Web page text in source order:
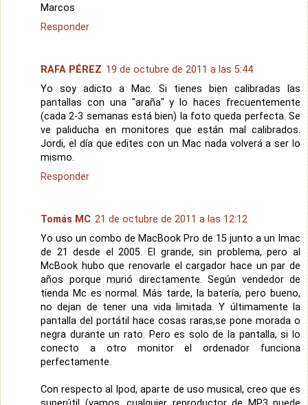
Marcos
Responder
RAFA PÉREZ 19 de octubre de 2011 a las 5:44
Yo soy adicto a Mac. Si tienes bien calibradas las
pantallas con una "araña" y lo haces frecuentemente
(cada 2-3 semanas está bien) la foto queda perfecta. Se
ve paliducha en monitores que están mal calibrados.
Jordi, el día que edites con un Mac nada volverá a ser lo
mismo.
Responder
Tomás MC 21 de octubre de 2011 a las 12:12
Yo uso un combo de MacBook Pro de 15 junto a un Imac
de 21 desde el 2005. El grande, sin problema, pero al
McBook hubo que renovarle el cargador hace un par de
años porque murió directamente. Según vendedor de
tienda Mc es normal. Más tarde, la batería, pero bueno,
no dejan de tener una vida limitada. Y últimamente la
pantalla del portátil hace cosas raras,se pone morada o
negra durante un rato. Pero es solo de la pantalla, si lo
conecto a otro monitor el ordenador funciona
perfectamente.
Con respecto al Ipod, aparte de uso musical, creo que es